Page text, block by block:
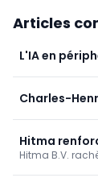
Articles
L'IA en
Charles-
Hitma
l'acquisition
Hitma B.V.